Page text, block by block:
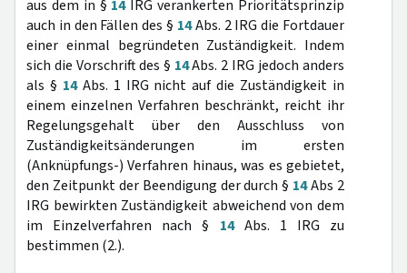
aus dem in § 14IRG verankerten Prioritätsprinzip
auch in den Fällen des § 14Abs. 2 IRG die Fortdauer
einer einmal begründeten Zuständigkeit. Indem
sich die Vorschrift des § 14Abs. 2 IRG jedoch anders
als § 14Abs. 1 IRG nicht auf die Zuständigkeit in
einem einzelnen Verfahren beschränkt, reicht ihr
Regelungsgehalt über den Ausschluss von
Zuständigkeitsänderungen im ersten
(Anknüpfungs-) Verfahren hinaus, was es gebietet,
den Zeitpunkt der Beendigung der durch § 14Abs 2
IRG bewirkten Zuständigkeit abweichend von dem
im Einzelverfahren nach § 14Abs. 1 IRG zu
bestimmen (2.).